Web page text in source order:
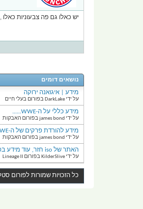
יש כאלו גם פה צבעוניות
נושאים דומים
מידע | איגואנה ירוקה
על ידי DarkLake בפורום בעלי חיים
מידע כללי על ה-WWE......
על ידי james bond בפורום האבקות
מידע להורדת פרקים של ה-WWE...
על ידי james bond בפורום האבקות
האתר של iso חזר, עוד מידע בפנים...
על ידי KilderSlive בפורום Lineage II
כל הזכויות שמורות לפורום